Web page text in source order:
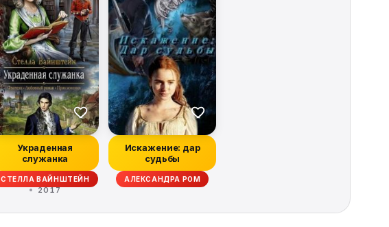
Украденная
служанка
СТЕЛЛА ВАЙНШТЕЙН
2017
Искажение: дар
судьбы
АЛЕКСАНДРА РОМ